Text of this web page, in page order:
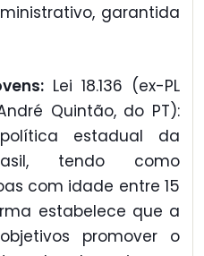
garantida
Lei 18.136 (ex-PL
Quintão, do PT):
estadual da
tendo como
com idade entre 15
estabelece que a
promover o